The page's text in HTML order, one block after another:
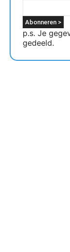
p.s. Je
gedeeld.